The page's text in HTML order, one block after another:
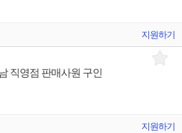
지원하기
직영점 판매사원 구인
지원하기